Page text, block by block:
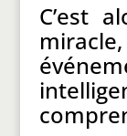
C’est